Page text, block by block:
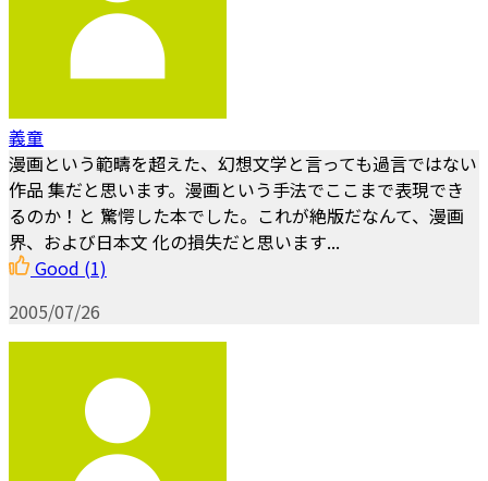
義童
漫画という範疇を超えた、幻想文学と言っても過言ではない
作品 集だと思います。漫画という手法でここまで表現でき
るのか！と 驚愕した本でした。これが絶版だなんて、漫画
界、および日本文 化の損失だと思います...
Good (1)
2005/07/26